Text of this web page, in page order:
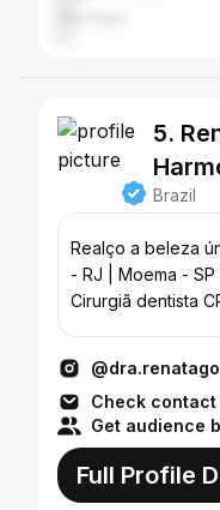
5.
Brazil
Realço a beleza única
- RJ | Moema -
Cirurgiã dentista CRO
Check
Get audience
Full Profile